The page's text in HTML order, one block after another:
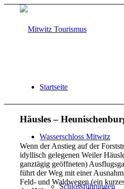
Startseite
Wasserschloss Mitwitz
Schlossführungen
Häusles –
Wenn der Anstieg auf der
idyllisch gelegenen Weiler
ganztägig geöffneten)
führt der Weg mit einer
Feld- und Waldwegen (ein